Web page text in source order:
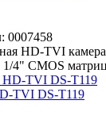
0007458
HD-TVI
4" CMOS
TVI DS-T119